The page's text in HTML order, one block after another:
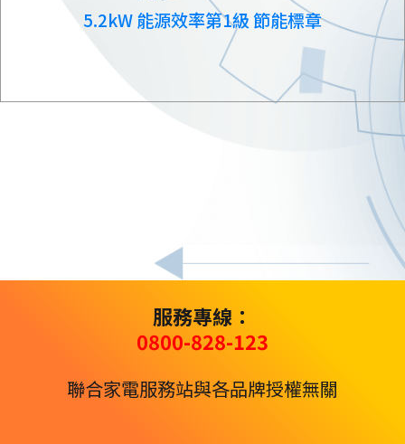
5.2kW 能源效率第1級 節能標章
服務專線：
0800-828-123
聯合家電服務站與各品牌授權無關